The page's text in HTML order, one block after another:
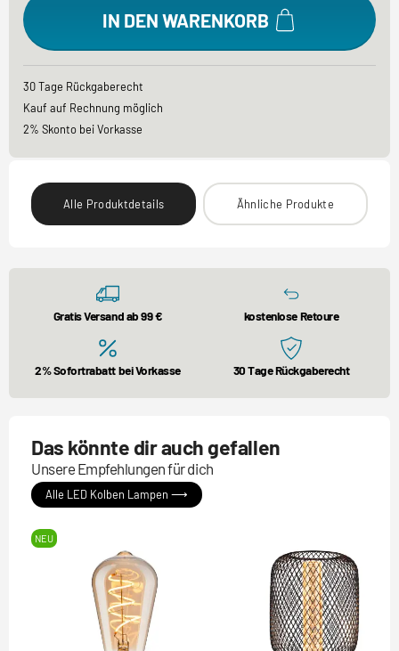
IN DEN WARENKORB
30 Tage Rückgaberecht
Kauf auf Rechnung möglich
2% Skonto bei Vorkasse
Alle Produktdetails Ähnliche Produkte
Gratis Versand ab 99 € kostenlose Retoure
2% Sofortrabatt bei Vorkasse 30 Tage Rückgaberecht
Das könnte dir auch gefallen
Unsere Empfehlungen für dich
Alle LED Kolben Lampen ⟶
NEU